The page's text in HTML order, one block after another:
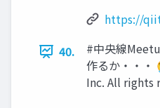
https://
40.
#中央線
作るか・・・
Inc. All rights